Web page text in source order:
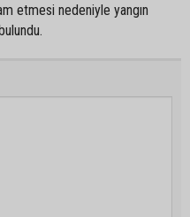
etmesi nedeniyle yangın